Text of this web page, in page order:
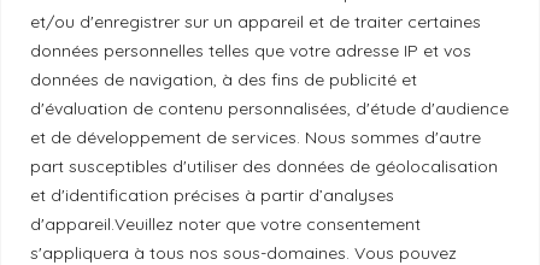
et/ou d'enregistrer sur un appareil et de traiter certaines
données personnelles telles que votre adresse IP et vos
données de navigation, à des fins de publicité et
d'évaluation de contenu personnalisées, d'étude d'audience
et de développement de services. Nous sommes d'autre
part susceptibles d'utiliser des données de géolocalisation
et d'identification précises à partir d’analyses
d'appareil.Veuillez noter que votre consentement
s'appliquera à tous nos sous-domaines. Vous pouvez
Mentions légales
Politique de confidentialité
Principes de publication